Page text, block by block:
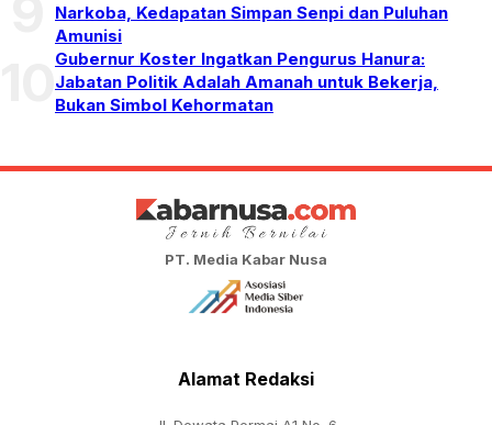
Narkoba, Kedapatan Simpan Senpi dan Puluhan
Amunisi
Gubernur Koster Ingatkan Pengurus Hanura:
Jabatan Politik Adalah Amanah untuk Bekerja,
Bukan Simbol Kehormatan
PT. Media Kabar Nusa
Alamat Redaksi